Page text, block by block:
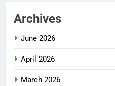
Archives
June 2026
April 2026
March 2026